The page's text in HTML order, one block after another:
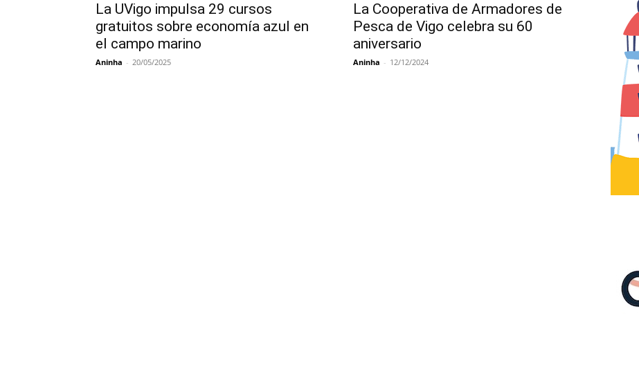
La UVigo impulsa 29 cursos
gratuitos sobre economía azul en
el campo marino
Aninha - 20/05/2025
La Cooperativa de Armadores de
Pesca de Vigo celebra su 60
aniversario
Aninha - 12/12/2024